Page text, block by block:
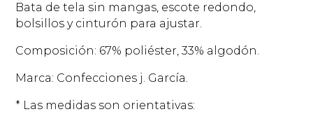
Bata de tela sin mangas, escote redondo,
bolsillos y cinturón para ajustar.
Composición: 67% poliéster, 33% algodón.
Marca: Confecciones j. García.
* Las medidas son orientativas: